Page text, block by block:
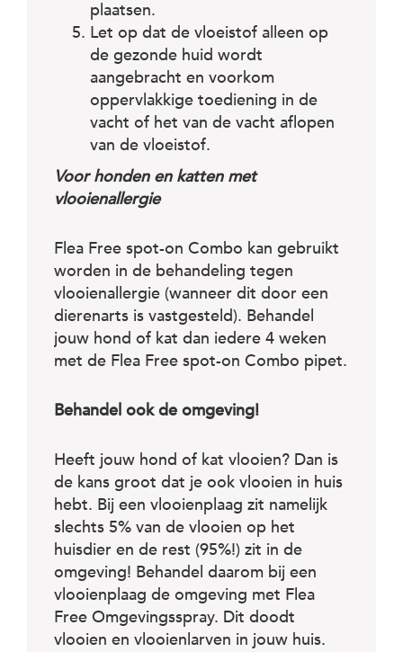
plaatsen.
Let op dat de vloeistof alleen op
de gezonde huid wordt
aangebracht en voorkom
oppervlakkige toediening in de
vacht of het van de vacht aflopen
van de vloeistof.
Voor honden en katten met
vlooienallergie
Flea Free spot-on Combo kan gebruikt
worden in de behandeling tegen
vlooienallergie (wanneer dit door een
dierenarts is vastgesteld). Behandel
jouw hond of kat dan iedere 4 weken
met de Flea Free spot-on Combo pipet.
Behandel ook de omgeving!
Heeft jouw hond of kat vlooien? Dan is
de kans groot dat je ook vlooien in huis
hebt. Bij een vlooienplaag zit namelijk
slechts 5% van de vlooien op het
huisdier en de rest (95%!) zit in de
omgeving! Behandel daarom bij een
vlooienplaag de omgeving met Flea
Free Omgevingsspray. Dit doodt
vlooien en vlooienlarven in jouw huis.